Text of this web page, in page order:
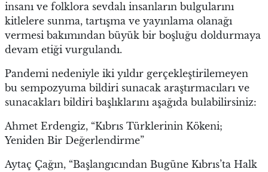
insanı ve folklora sevdalı insanların bulgularını
kitlelere sunma, tartışma ve yayınlama olanağı
vermesi bakımından büyük bir boşluğu doldurmaya
devam etiği vurgulandı.
Pandemi nedeniyle iki yıldır gerçekleştirilemeyen
bu sempozyuma bildiri sunacak araştırmacıları ve
sunacakları bildiri başlıklarını aşağıda bulabilirsiniz:
Ahmet Erdengiz, “Kıbrıs Türklerinin Kökeni;
Yeniden Bir Değerlendirme”
Aytaç Çağın, “Başlangıcından Bugüne Kıbrıs’ta Halk